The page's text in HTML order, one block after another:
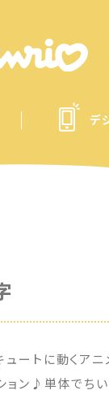
デ
ュートに動くア
ョン♪単体でち